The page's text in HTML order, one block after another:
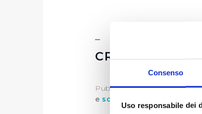
Consenso
Uso responsabile dei
CRITERI E
Publiacqua per l'anno2021,
e socio sanitarie.